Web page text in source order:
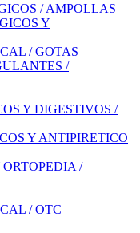
/ AMPOLLAS
Y
/ GOTAS
/
Y DIGESTIVOS /
Y ANTIPIRETICO
/
/ OTC